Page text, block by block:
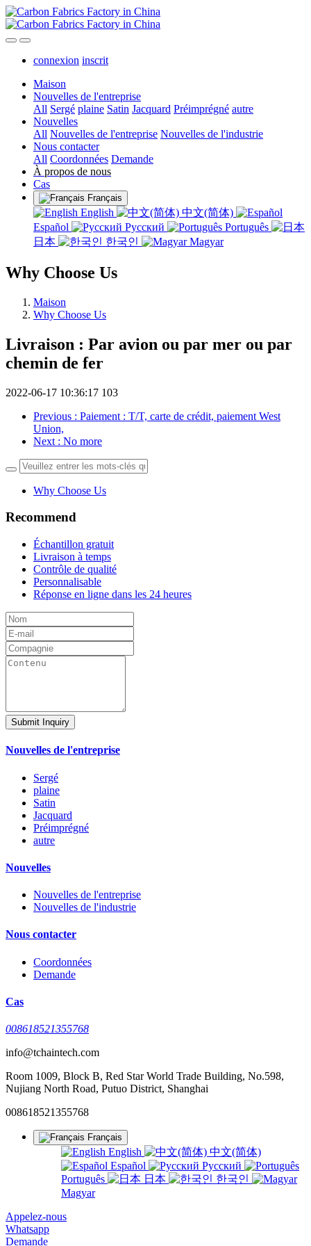
connexion inscrit
Maison
Nouvelles de l'entreprise
All Sergé plaine Satin Jacquard Préimprégné autre
Nouvelles
All Nouvelles de l'entreprise Nouvelles de l'industrie
Nous contacter
All Coordonnées Demande
À propos de nous
Cas
Français
English
中文(简体)
Español
Русский
Português
日本
한국인 Magyar
Why Choose Us
Maison
Why Choose Us
Livraison : Par avion ou par mer ou par
chemin de fer
2022-06-17 10:36:17 103
Previous : Paiement : T/T, carte de crédit, paiement West
Union,
Next : No more
Why Choose Us
Recommend
Échantillon gratuit
Livraison à temps
Contrôle de qualité
Personnalisable
Réponse en ligne dans les 24 heures
Submit Inquiry
Nouvelles de l'entreprise
Sergé
plaine
Satin
Jacquard
Préimprégné
autre
Nouvelles
Nouvelles de l'entreprise
Nouvelles de l'industrie
Nous contacter
Coordonnées
Demande
Cas
008618521355768
info@tchaintech.com
Room 1009, Block B, Red Star World Trade Building, No.598,
Nujiang North Road, Putuo District, Shanghai
008618521355768
Français
English
中文(简体)
Español
Русский
Português
日本
한국인
Magyar
Appelez-nous
Whatsapp
Demande